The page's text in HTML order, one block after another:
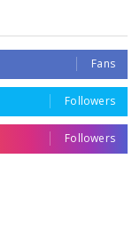
Fans
Followers
Followers